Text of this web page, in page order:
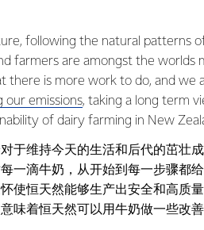
following the natural patterns
farmers are amongst the worlds
there is more work to do, and we
emissions, taking a long term
of dairy farming in New
于维持今天的生活和后代的茁壮成
一滴牛奶，从开始到每一步骤都给
使恒天然能够生产出安全和高质量
味着恒天然可以用牛奶做一些改善